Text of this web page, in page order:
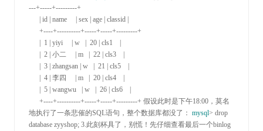
---+-----+---------+
      +----+----------+-----+-----+---------+
假设此时是下午18:00 ，莫名
地执行了一条悲催的SQL语句，整个数据库都没了： mysql> drop
database zyyshop; 3.此刻杯具了，别慌！先仔细查看最后一个binlog